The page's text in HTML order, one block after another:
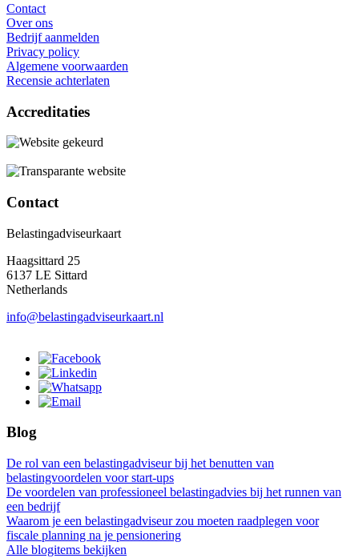
Contact
Over ons
Bedrijf aanmelden
Privacy policy
Algemene voorwaarden
Recensie achterlaten
Accreditaties
Contact
Belastingadviseurkaart
Haagsittard 25
6137 LE Sittard
Netherlands
info@belastingadviseurkaart.nl
Blog
De rol van een belastingadviseur bij het benutten van
belastingvoordelen voor start-ups
De voordelen van professioneel belastingadvies bij het runnen van
een bedrijf
Waarom je een belastingadviseur zou moeten raadplegen voor
fiscale planning na je pensionering
Alle blogitems bekijken